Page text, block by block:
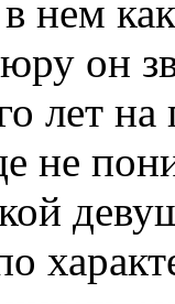
нем
он
лет на
не